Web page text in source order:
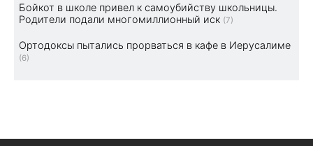
Бойкот в школе привел к самоубийству школьницы.
Родители подали многомиллионный иск (7)
Ортодоксы пытались прорваться в кафе в Иерусалиме
(6)